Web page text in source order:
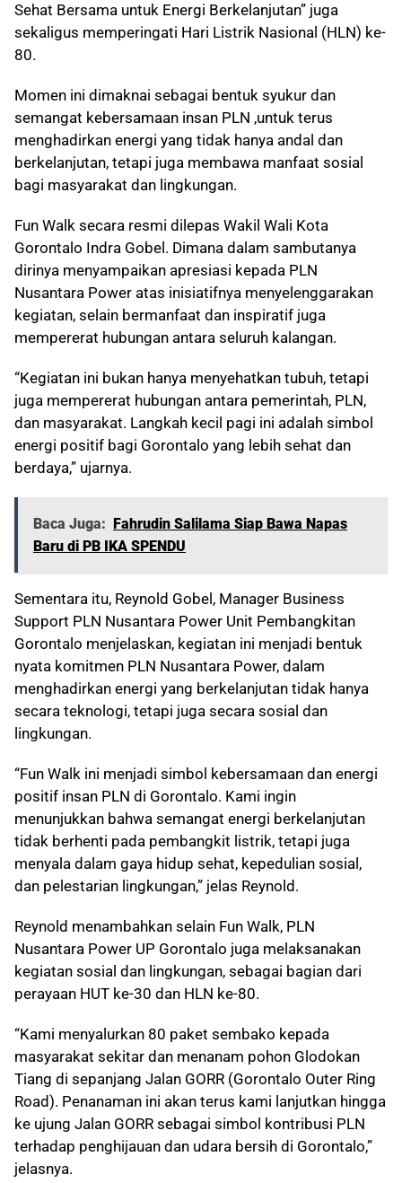
Sehat Bersama untuk Energi Berkelanjutan” juga
sekaligus memperingati Hari Listrik Nasional (HLN) ke-
80.
Momen ini dimaknai sebagai bentuk syukur dan
semangat kebersamaan insan PLN ,untuk terus
menghadirkan energi yang tidak hanya andal dan
berkelanjutan, tetapi juga membawa manfaat sosial
bagi masyarakat dan lingkungan.
Fun Walk secara resmi dilepas Wakil Wali Kota
Gorontalo Indra Gobel. Dimana dalam sambutanya
dirinya menyampaikan apresiasi kepada PLN
Nusantara Power atas inisiatifnya menyelenggarakan
kegiatan, selain bermanfaat dan inspiratif juga
mempererat hubungan antara seluruh kalangan.
“Kegiatan ini bukan hanya menyehatkan tubuh, tetapi
juga mempererat hubungan antara pemerintah, PLN,
dan masyarakat. Langkah kecil pagi ini adalah simbol
energi positif bagi Gorontalo yang lebih sehat dan
berdaya,” ujarnya.
Baca Juga: Fahrudin Salilama Siap Bawa Napas
Baru di PB IKA SPENDU
Sementara itu, Reynold Gobel, Manager Business
Support PLN Nusantara Power Unit Pembangkitan
Gorontalo menjelaskan, kegiatan ini menjadi bentuk
nyata komitmen PLN Nusantara Power, dalam
menghadirkan energi yang berkelanjutan tidak hanya
secara teknologi, tetapi juga secara sosial dan
lingkungan.
“Fun Walk ini menjadi simbol kebersamaan dan energi
positif insan PLN di Gorontalo. Kami ingin
menunjukkan bahwa semangat energi berkelanjutan
tidak berhenti pada pembangkit listrik, tetapi juga
menyala dalam gaya hidup sehat, kepedulian sosial,
dan pelestarian lingkungan,” jelas Reynold.
Reynold menambahkan selain Fun Walk, PLN
Nusantara Power UP Gorontalo juga melaksanakan
kegiatan sosial dan lingkungan, sebagai bagian dari
perayaan HUT ke-30 dan HLN ke-80.
“Kami menyalurkan 80 paket sembako kepada
masyarakat sekitar dan menanam pohon Glodokan
Tiang di sepanjang Jalan GORR (Gorontalo Outer Ring
Road). Penanaman ini akan terus kami lanjutkan hingga
ke ujung Jalan GORR sebagai simbol kontribusi PLN
terhadap penghijauan dan udara bersih di Gorontalo,”
jelasnya.